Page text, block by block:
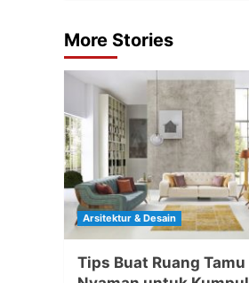
More Stories
Arsitektur & Desain
Tips Buat Ruang Tamu